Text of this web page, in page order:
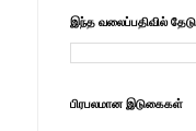
இந்த வலைப்பதிவில் தேடு
பிரபலமான இடுகைகள்